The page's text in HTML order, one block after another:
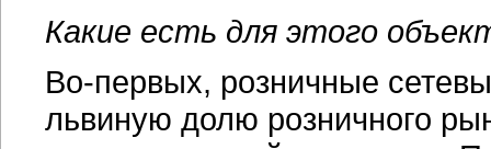
Какие есть для этого
Во-первых, розничные
львиную долю розничного